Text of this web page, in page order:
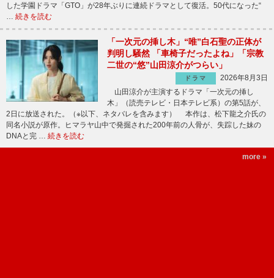
した学園ドラマ「GTO」が28年ぶりに連続ドラマとして復活。50代になった“
続きを読む
「一次元の挿し木」“唯”白石聖の正体が
判明し騒然 「車椅子だったよね」「宗教
二世の“悠”山田涼介がつらい」
ドラマ
2026年8月3日
山田涼介が主演するドラマ「一次元の挿し
木」（読売テレビ・日本テレビ系）の第5話が、
2日に放送された。（※以下、ネタバレを含みます） 本作は、松下龍之介氏の
同名小説が原作。ヒマラヤ山中で発掘された200年前の人骨が、失踪した妹の
DNAと完 … 続きを読む
more »